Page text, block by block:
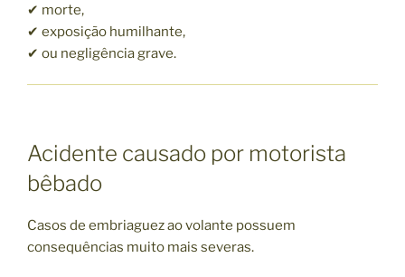
✔ morte,
✔ exposição humilhante,
✔ ou negligência grave.
Acidente causado por motorista
bêbado
Casos de embriaguez ao volante possuem
consequências muito mais severas.